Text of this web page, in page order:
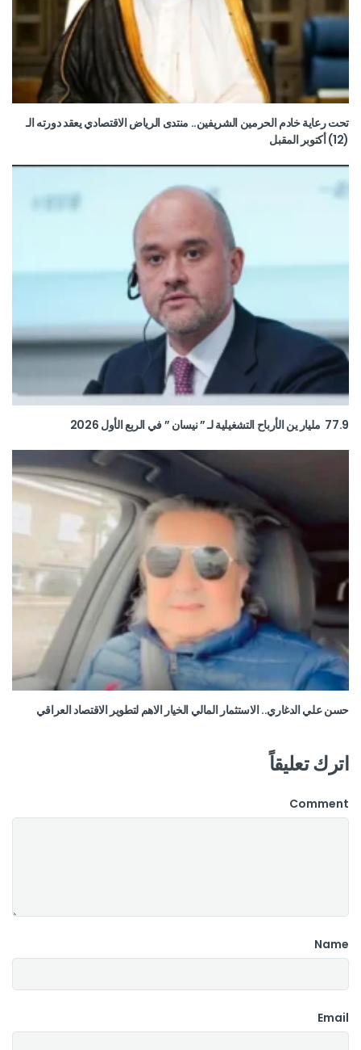
تحت رعاية خادم الحرمين الشريفين.. منتدى الرياض الاقتصادي يعقد دورته الـ
(12) أكتوبر المقبل
77.9 مليار ين الأرباح التشغيلية لـ ” نيسان ” في الربع الأول 2026
حسن علي الدغاري.. الاستثمار المالي الخيار الاهم لتطوير الاقتصاد العراقي
اترك تعليقاً
Comment
Name
Email